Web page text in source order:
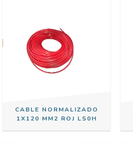
CABLE NORMALIZADO
1X120 MM2 ROJ LS0H